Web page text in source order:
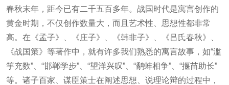
春秋末年，距今已有二千五百多年。战国时代是寓言创作的
黄金时期，不仅创作数量大，而且艺术性、思想性都非常
高。在《孟子》、《庄子》、《韩非子》、《吕氏春秋》、
《战国策》等著作中，就有许多我们熟悉的寓言故事，如“滥
竽充数”、“邯郸学步”、“望洋兴叹”、“鹬蚌相争”、“揠苗助长”
等。诸子百家、谋臣策士在阐述思想、说理论辩的过程中，